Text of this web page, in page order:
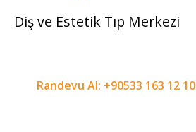
Diş ve Estetik Tıp Merkezi
Randevu Al: +90533 163 12 10